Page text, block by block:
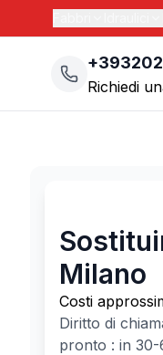
Richiedi
Milano
Costi
Diritto di
pronto : in 30-